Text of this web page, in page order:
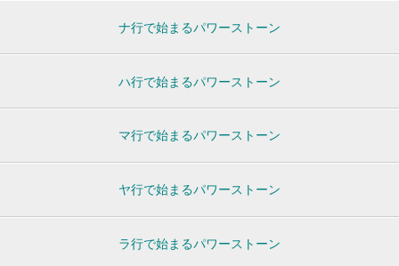
ナ行で始まるパワーストーン
ハ行で始まるパワーストーン
マ行で始まるパワーストーン
ヤ行で始まるパワーストーン
ラ行で始まるパワーストーン